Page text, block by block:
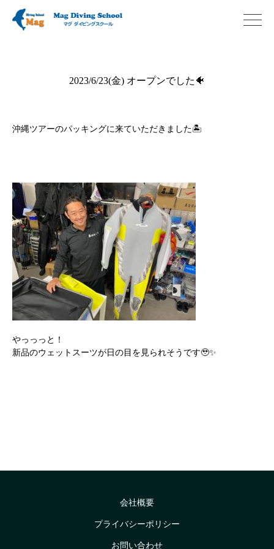
2023/6/23(金) オープンでした🐠
沖縄ツアーのパッキングに来ていただきました🏝️
やっっっと！
新品のウェットスーツが日の目を見られそうです🥹✨
会社概要
プライバシーポリシー
お問い合わせ